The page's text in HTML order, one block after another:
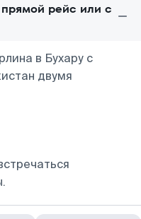
рейс или с
в Бухару с
двумя